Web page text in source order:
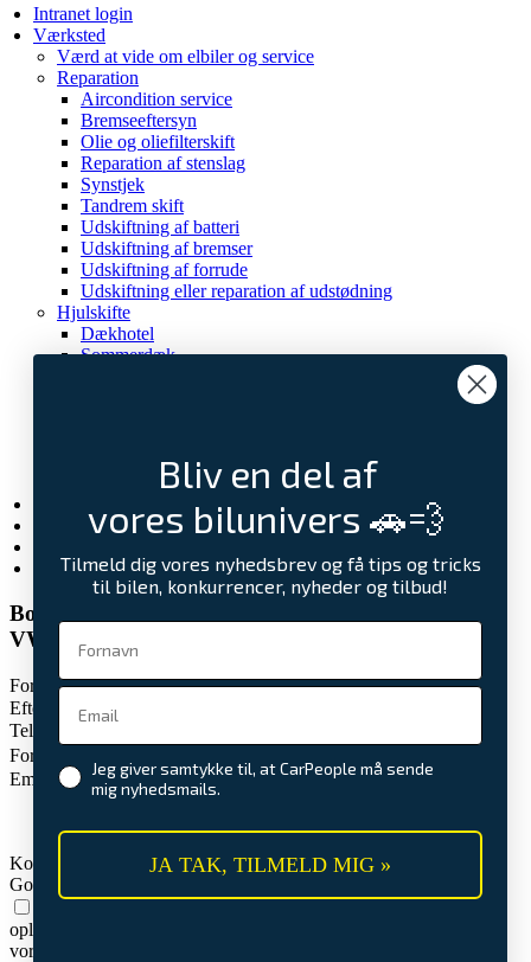
Intranet login
Værksted
Værd at vide om elbiler og service
Reparation
Aircondition service
Bremseeftersyn
Olie og oliefilterskift
Reparation af stenslag
Synstjek
Tandrem skift
Udskiftning af batteri
Udskiftning af bremser
Udskiftning af forrude
Udskiftning eller reparation af udstødning
Hjulskifte
Dækhotel
Sommerdæk
CarPeople Værkstedskort
Undervognsbehandling
Artikler
Kontakt os
Book en prøvetur for:
VW Transporter TDi 150 Kassevogn DSG kort
Fornavn
Efternavn
Telefon
Foretrukket dato
Email
Kommentarer
Godkendelse
oplysninger i vores varetægt. Vi lover at passe godt på dem. Læs
vores betingelser
Bliv en del af
vores bilunivers 🚗💨
Tilmeld dig vores nyhedsbrev og få tips og tricks
til bilen, konkurrencer, nyheder og tilbud!
Jeg giver samtykke til, at CarPeople må sende
mig nyhedsmails.
JA TAK, TILMELD MIG »